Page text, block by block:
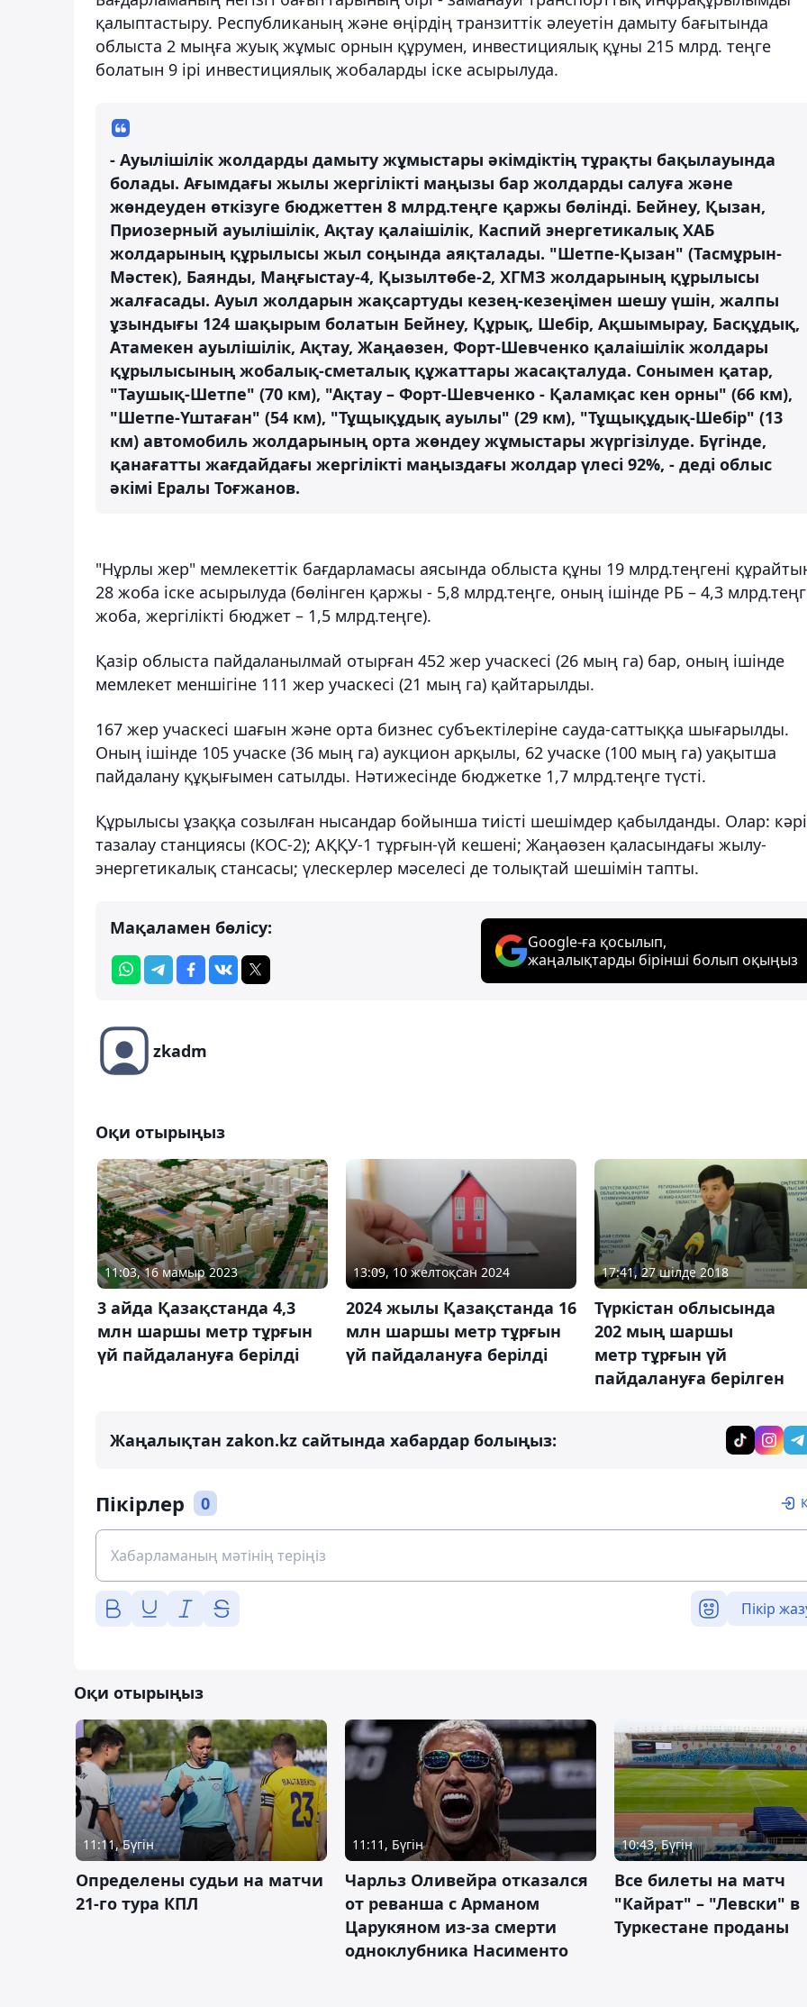
қалыптастыру. Республиканың және өңірдің транзиттік әлеуетін дамыту бағытында
облыста 2 мыңға жуық жұмыс орнын құрумен, инвестициялық құны 215 млрд. теңге
болатын 9 ірі инвестициялық жобаларды іске асырылуда.
- Ауылішілік жолдарды дамыту жұмыстары әкімдіктің тұрақты бақылауында
болады. Ағымдағы жылы жергілікті маңызы бар жолдарды салуға және
жөндеуден өткізуге бюджеттен 8 млрд.теңге қаржы бөлінді. Бейнеу, Қызан,
Приозерный ауылішілік, Ақтау қалаішілік, Каспий энергетикалық ХАБ
жолдарының құрылысы жыл соңында аяқталады. "Шетпе-Қызан" (Тасмұрын-
Мәстек), Баянды, Маңғыстау-4, Қызылтөбе-2, ХГМЗ жолдарының құрылысы
жалғасады. Ауыл жолдарын жақсартуды кезең-кезеңімен шешу үшін, жалпы
ұзындығы 124 шақырым болатын Бейнеу, Құрық, Шебір, Ақшымырау, Басқұдық,
Атамекен ауылішілік, Ақтау, Жаңаөзен, Форт-Шевченко қалаішілік жолдары
құрылысының жобалық-сметалық құжаттары жасақталуда. Сонымен қатар,
"Таушық-Шетпе" (70 км), "Ақтау – Форт-Шевченко - Қаламқас кен орны" (66 км),
"Шетпе-Үштаған" (54 км), "Тұщықұдық ауылы" (29 км), "Тұщықұдық-Шебір" (13
км) автомобиль жолдарының орта жөндеу жұмыстары жүргізілуде. Бүгінде,
қанағатты жағдайдағы жергілікті маңыздағы жолдар үлесі 92%, - деді облыс
әкімі Ералы Тоғжанов.
"Нұрлы жер" мемлекеттік бағдарламасы аясында облыста құны 19 млрд.теңгені
28 жоба іске асырылуда (бөлінген қаржы - 5,8 млрд.теңге, оның ішінде РБ – 4,3
жоба, жергілікті бюджет – 1,5 млрд.теңге).
Қазір облыста пайдаланылмай отырған 452 жер учаскесі (26 мың га) бар, оның ішінде
мемлекет меншігіне 111 жер учаскесі (21 мың га) қайтарылды.
167 жер учаскесі шағын және орта бизнес субъектілеріне сауда-саттыққа шығарылды.
Оның ішінде 105 учаске (36 мың га) аукцион арқылы, 62 учаске (100 мың га) уақытша
пайдалану құқығымен сатылды. Нәтижесінде бюджетке 1,7 млрд.теңге түсті.
Құрылысы ұзаққа созылған нысандар бойынша тиісті шешімдер қабылданды. Олар:
тазалау станциясы (КОС-2); АҚҚУ-1 тұрғын-үй кешені; Жаңаөзен қаласындағы жылу-
энергетикалық стансасы; үлескерлер мәселесі де толықтай шешімін тапты.
Мақаламен бөлісу:
Google-ға қосылып,
жаңалықтарды бірінші болып оқыңыз
zkadm
Оқи отырыңыз
11:03, 16 мамыр 2023
3 айда Қазақстанда 4,3
млн шаршы метр тұрғын
үй пайдалануға берілді
13:09, 10 желтоқсан 2024
2024 жылы Қазақстанда 16
млн шаршы метр тұрғын
үй пайдалануға берілді
17:41, 27 шілде 2018
Түркістан облысында
202 мың шаршы
метр тұрғын үй
пайдалануға берілген
Жаңалықтан zakon.kz сайтында хабардар болыңыз:
Пікірлер 0
Пікір
Оқи отырыңыз
11:11, Бүгін
Определены судьи на матчи
21-го тура КПЛ
11:11, Бүгін
Чарльз Оливейра отказался
от реванша с Арманом
Царукяном из-за смерти
одноклубника Насименто
10:43, Бүгін
Все билеты на матч
"Кайрат" – "Левски" в
Туркестане проданы